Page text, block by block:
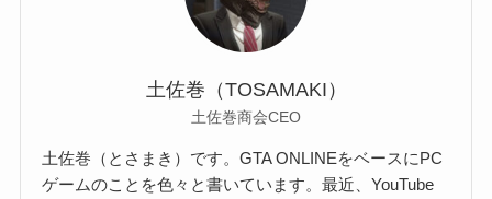
土佐巻（TOSAMAKI）
土佐巻商会CEO
土佐巻（とさまき）です。GTA ONLINEをベースにPC
ゲームのことを色々と書いています。最近、YouTube